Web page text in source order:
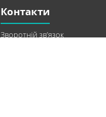
Контакти
Зворотній зв’язок